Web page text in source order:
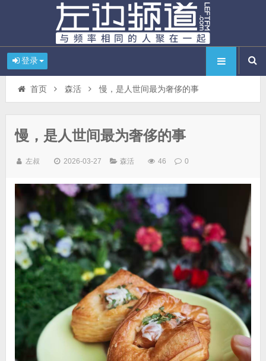
登录
首页 森活 慢，是人世间最为奢侈的事
慢，是人世间最为奢侈的事
左叔 2026-03-27 森活 46 0